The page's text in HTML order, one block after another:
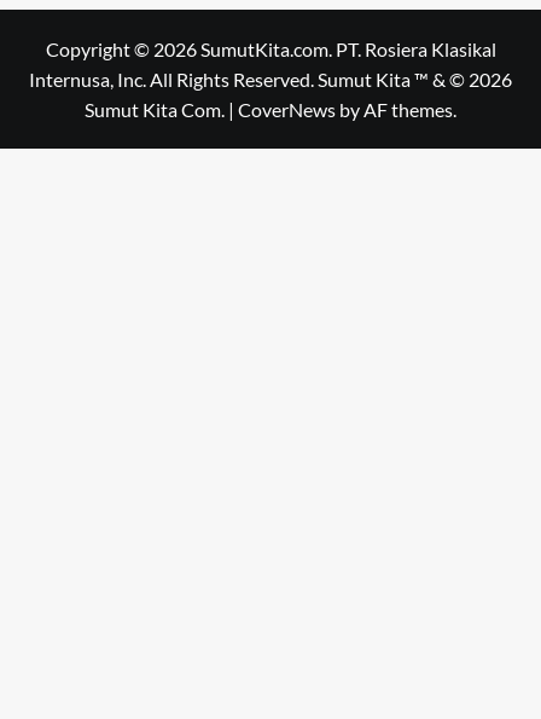
Copyright © 2026 SumutKita.com. PT. Rosiera Klasikal
Internusa, Inc. All Rights Reserved. Sumut Kita ™ & © 2026
Sumut Kita Com. | CoverNews by AF themes.